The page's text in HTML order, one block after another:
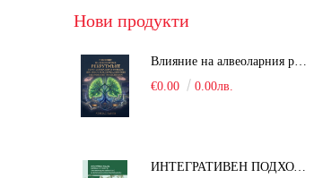
Нови продукти
Влияние на алвеоларния рекрутмънт върху белодробната функция при робот-асистирана хирургия в положение Тренделенбург
€0.00
0.00лв.
ИНТЕГРАТИВЕН ПОДХОД В БОРБАТА С COVID-19: От патогенезата на Sars-Cov-2 до фитомедицината и етноботаниката. Антивирусна активност и терапевтичен потенциал на българските лечебни растения